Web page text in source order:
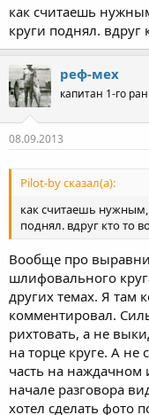
как считаешь
круги поднял. вдруг
реф-мех
капитан 1-го
08.09.2013
Pilot-by сказал(а):
как считаешь
поднял. вдруг кто то
Вообще про
шлифовального
других темах. Я там
комментировал.
рихтовать, а не
на торце круге. А не
часть на
начале разговора
хотел сделать фото